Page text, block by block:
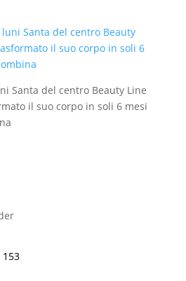
Santa del centro Beauty Line
il suo corpo in soli 6 mesi
153